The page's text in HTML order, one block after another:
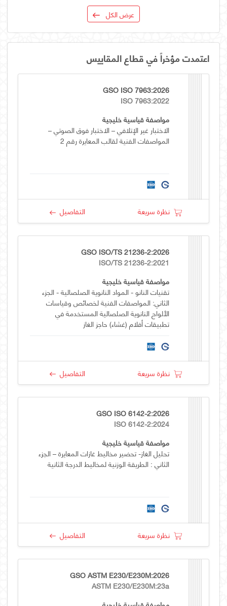
عرض الكل
اعتمدت مؤخراً في قطاع المقاييس
GSO ISO 7963:2026
ISO 7963:2022
مواصفة قياسية خليجية
الاختبار غير الإتلافي – الاختبار فوق الصوتي –
المواصفات الفنية لقالب المعايرة رقم 2
نظرة سريعة التفاصيل
GSO ISO/TS 21236-2:2026
ISO/TS 21236-2:2021
مواصفة قياسية خليجية
تقنيات النانو - المواد النانوية الصلصالية - الجزء
الثاني: المواصفات الفنية لخصائص وقياسات
الألواح النانوية الصلصالية المستخدمة في
تطبيقات أفلام (غشاء) حاجز الغاز
نظرة سريعة التفاصيل
GSO ISO 6142-2:2026
ISO 6142-2:2024
مواصفة قياسية خليجية
تحليل الغاز- تحضير مخاليط غازات المعايرة – الجزء
الثاني : الطريقة الوزنية لمخاليط الدرجة الثانية
نظرة سريعة التفاصيل
GSO ASTM E230/E230M:2026
ASTM E230/E230M:23a